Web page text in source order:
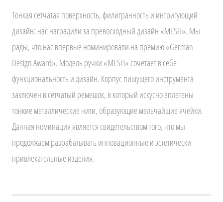
Тонкая сетчатая поверхность, филигранность и интригующий
дизайн: нас наградили за превосходный дизайн «MESH». Мы
рады, что нас впервые номинировали на премию «German
Design Award». Модель ручки «MESH» сочетает в себе
функциональность и дизайн. Корпус пишущего инструмента
заключен в сетчатый ремешок, в который искусно вплетены
тонкие металлические нити, образующие мельчайшие ячейки.
Данная номинация является свидетельством того, что мы
продолжаем разрабатывать инновационные и эстетически
привлекательные изделия.